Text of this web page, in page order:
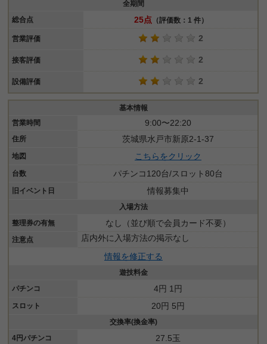
全期間
総合点
25点 （評価数：1 件）
営業評価 2
接客評価 2
設備評価 2
基本情報
営業時間
9:00〜22:20
住所 茨城県水戸市新原2-1-37
地図 こちらをクリック
台数 パチンコ120台/スロット80台
旧イベント日 情報募集中
入場方法
整理券の有無
なし（並び順で会員カード不要）
注意点
店内外に入場方法の掲示なし
情報を修正する
遊技料金
パチンコ
4円 1円
スロット 20円 5円
交換率(換金率)
4円パチンコ
27.5玉